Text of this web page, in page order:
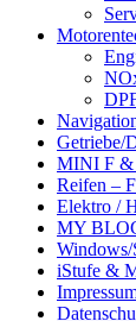
Getriebe/
MINI F &
Reifen –
Elektro /
MY
Windows/
iStufe &